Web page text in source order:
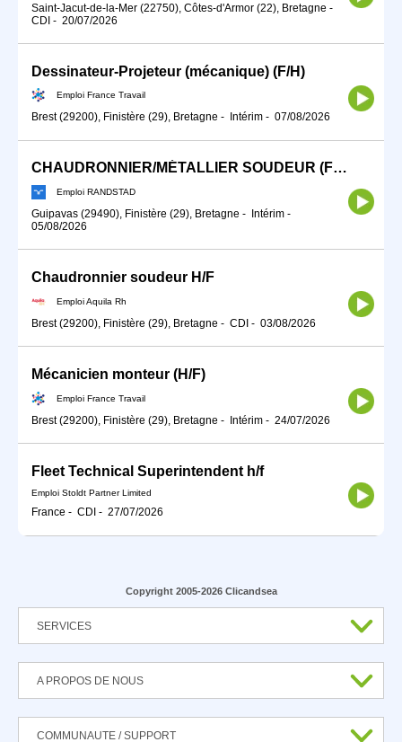
Saint-Jacut-de-la-Mer (22750), Côtes-d'Armor (22), Bretagne -
CDI - 20/07/2026
Dessinateur-Projeteur (mécanique) (F/H)
Emploi France Travail
Brest (29200), Finistère (29), Bretagne - Intérim - 07/08/2026
CHAUDRONNIER/MÉTALLIER SOUDEUR (F/H)
Emploi RANDSTAD
Guipavas (29490), Finistère (29), Bretagne - Intérim -
05/08/2026
Chaudronnier soudeur H/F
Emploi Aquila Rh
Brest (29200), Finistère (29), Bretagne - CDI - 03/08/2026
Mécanicien monteur (H/F)
Emploi France Travail
Brest (29200), Finistère (29), Bretagne - Intérim - 24/07/2026
Fleet Technical Superintendent h/f
Emploi Stoldt Partner Limited
France - CDI - 27/07/2026
Copyright 2005-2026 Clicandsea
SERVICES
A PROPOS DE NOUS
COMMUNAUTE / SUPPORT